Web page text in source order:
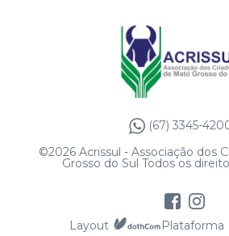
(67) 3345-
©2026 Acrissul - Associação dos
Grosso do Sul Todos os
Layout Plataforma